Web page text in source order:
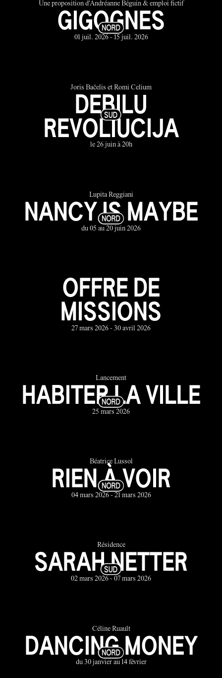
Une proposition d'Andréanne Béguin & emploi fictif
GIGOGNES
01 juil. 2026 - 15 juil. 2026
Joris Bačelis et Romi Celium
DEBILU
REVOLIUCIJA
le 26 juin à 20h
Lupita Reggiani
NANCY IS MAYBE
du 05 au 20 juin 2026
OFFRE DE
MISSIONS
27 mars 2026 - 30 avril 2026
Lancement
HABITER LA VILLE
25 mars 2026
Béatrice Lussol
RIEN À VOIR
04 mars 2026 - 21 mars 2026
Résidence
SARAH NETTER
02 mars 2026 - 07 mars 2026
Céline Ruault
DANCING MONEY
du 30 janvier au 14 février